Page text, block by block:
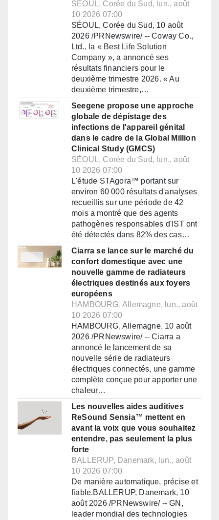
SÉOUL, Corée du Sud, lun., août
10 2026 07:00
SÉOUL, Corée du Sud, 10 août
2026 /PRNewswire/ -- Coway Co.,
Ltd., la « Best Life Solution
Company », a annoncé ses
résultats financiers pour le
deuxième trimestre 2026. « Au
deuxième trimestre,…
Seegene propose une approche
globale de dépistage des
infections de l'appareil génital
dans le cadre de la Global Million
Clinical Study (GMCS)
SÉOUL, Corée du Sud, lun., août
10 2026 07:00
L'étude STAgora™ portant sur
environ 60 000 résultats d'analyses
recueillis sur une période de 42
mois a montré que des agents
pathogènes responsables d'IST ont
été détectés dans 82% des cas…
Ciarra se lance sur le marché du
confort domestique avec une
nouvelle gamme de radiateurs
électriques destinés aux foyers
européens
HAMBOURG, Allemagne, lun., août
10 2026 07:00
HAMBOURG, Allemagne, 10 août
2026 /PRNewswire/ -- Ciarra a
annoncé le lancement de sa
nouvelle série de radiateurs
électriques connectés, une gamme
complète conçue pour apporter une
chaleur…
Les nouvelles aides auditives
ReSound Sensia™ mettent en
avant la voix que vous souhaitez
entendre, pas seulement la plus
forte
BALLERUP, Danemark, lun., août
10 2026 07:00
De manière automatique, précise et
fiable.BALLERUP, Danemark, 10
août 2026 /PRNewswire/ -- GN,
leader mondial des technologies